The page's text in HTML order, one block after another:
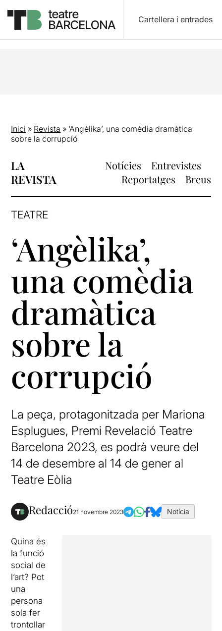
Cartellera i entrades
Inici » Revista » ‘Angèlika’, una comèdia dramàtica
sobre la corrupció
LA
REVISTA
Notícies
Entrevistes
Reportatges
Breus
TEATRE
‘Angèlika’,
una comèdia
dramàtica
sobre la
corrupció
La peça, protagonitzada per Mariona
Esplugues, Premi Revelació Teatre
Barcelona 2023, es podrà veure del
14 de desembre al 14 de gener al
Teatre Eòlia
Redacció21 novembre 2023 Notícia
Quina és
la funció
social de
l’art? Pot
una
persona
sola fer
trontollar